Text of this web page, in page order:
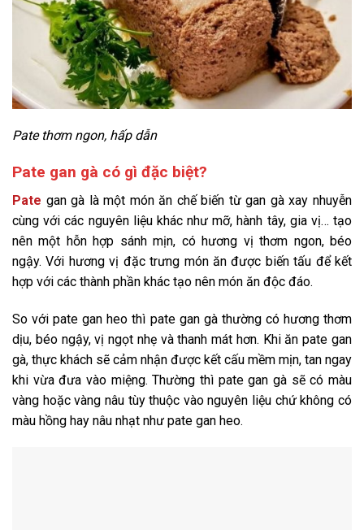
Pate thơm ngon, hấp dẫn
Pate gan gà có gì đặc biệt?
Pate gan gà là một món ăn chế biến từ gan gà xay nhuyễn
cùng với các nguyên liệu khác như mỡ, hành tây, gia vị… tạo
nên một hỗn hợp sánh mịn, có hương vị thơm ngon, béo
ngậy. Với hương vị đặc trưng món ăn được biến tấu để kết
hợp với các thành phần khác tạo nên món ăn độc đáo.
So với pate gan heo thì pate gan gà thường có hương thơm
dịu, béo ngậy, vị ngọt nhẹ và thanh mát hơn. Khi ăn pate gan
gà, thực khách sẽ cảm nhận được kết cấu mềm mịn, tan ngay
khi vừa đưa vào miệng. Thường thì pate gan gà sẽ có màu
vàng hoặc vàng nâu tùy thuộc vào nguyên liệu chứ không có
màu hồng hay nâu nhạt như pate gan heo.